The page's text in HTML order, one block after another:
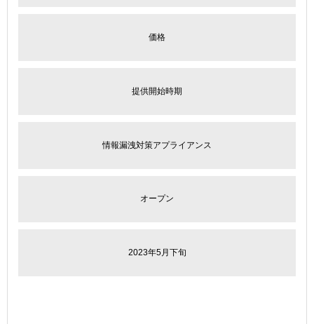
価格
提供開始時期
情報漏洩対策アプライアンス
オープン
2023年5月下旬